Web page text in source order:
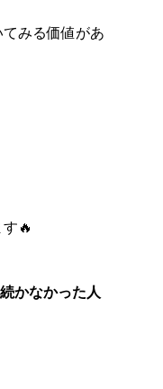
みる価値があ
🔥
かなかった人